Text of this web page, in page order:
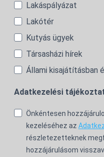
Lakáspályázat
Lakótér
Kutyás ügyek
Társasházi hírek
Állami kisajátításban
Adatkezelési
Önkéntesen
kezeléséhez az
részletezetteknek
hozzájárulásom